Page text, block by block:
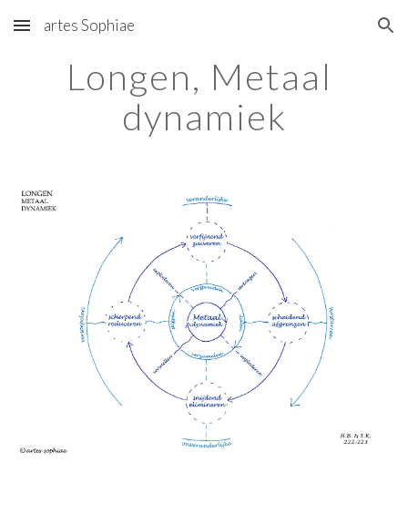
Skip to main content Skip to navigation
artes Sophiae
Longen, Metaal
dynamiek